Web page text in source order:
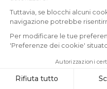
testurizzato (H45,5 cm) Oblo